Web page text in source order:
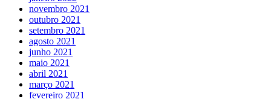
novembro 2021
outubro 2021
setembro 2021
agosto 2021
junho 2021
maio 2021
abril 2021
março 2021
fevereiro 2021